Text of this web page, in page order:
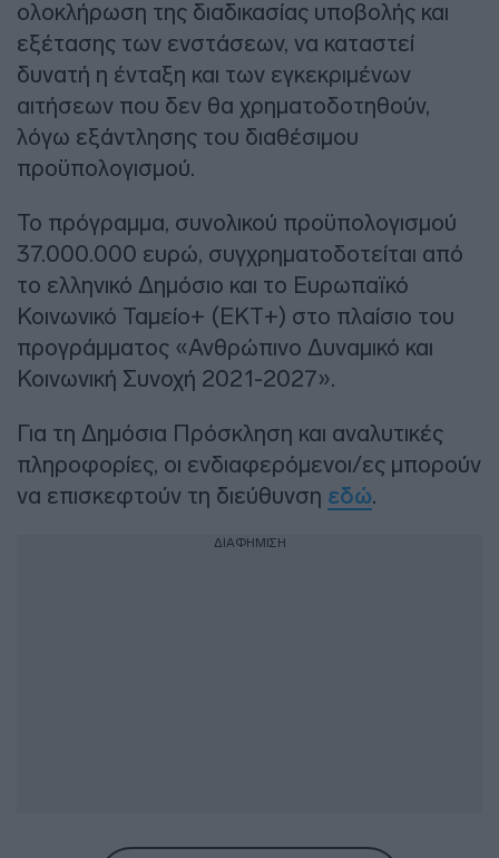
ολοκλήρωση της διαδικασίας υποβολής και
εξέτασης των ενστάσεων, να καταστεί
δυνατή η ένταξη και των εγκεκριμένων
αιτήσεων που δεν θα χρηματοδοτηθούν,
λόγω εξάντλησης του διαθέσιμου
προϋπολογισμού.
Το πρόγραμμα, συνολικού προϋπολογισμού
37.000.000 ευρώ, συγχρηματοδοτείται από
το ελληνικό Δημόσιο και το Ευρωπαϊκό
Κοινωνικό Ταμείο+ (ΕΚΤ+) στο πλαίσιο του
προγράμματος «Ανθρώπινο Δυναμικό και
Κοινωνική Συνοχή 2021-2027».
Για τη Δημόσια Πρόσκληση και αναλυτικές
πληροφορίες, οι ενδιαφερόμενοι/ες μπορούν
να επισκεφτούν τη διεύθυνση εδώ.
ΔΙΑΦΗΜΙΣΗ